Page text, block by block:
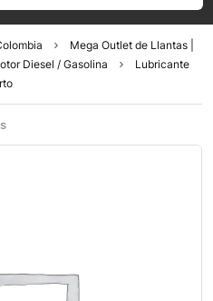
Mega Outlet de Llantas |
Diesel / Gasolina
Lubricante